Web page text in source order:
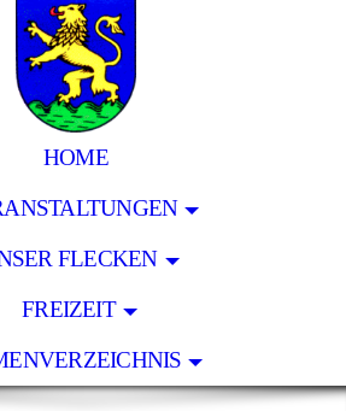
HOME
FLECKEN
FREIZEIT